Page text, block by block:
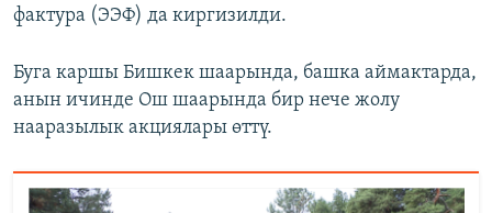
фактура (ЭЭФ) да киргизилди.
Буга каршы Бишкек шаарында, башка аймактарда,
анын ичинде Ош шаарында бир нече жолу
нааразылык акциялары өттү.